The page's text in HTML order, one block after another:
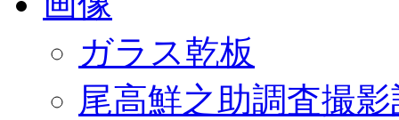
ガラス乾板
尾高鮮之助調査撮